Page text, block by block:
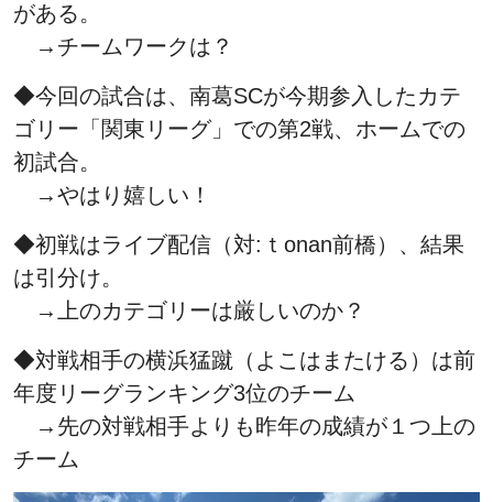
がある。
→チームワークは？
◆今回の試合は、南葛SCが今期参入したカテ
ゴリー「関東リーグ」での第2戦、ホームでの
初試合。
→やはり嬉しい！
◆初戦はライブ配信（対:ｔonan前橋）、結果
は引分け。
→上のカテゴリーは厳しいのか？
◆対戦相手の横浜猛蹴（よこはまたける）は前
年度リーグランキング3位のチーム
→先の対戦相手よりも昨年の成績が１つ上の
チーム